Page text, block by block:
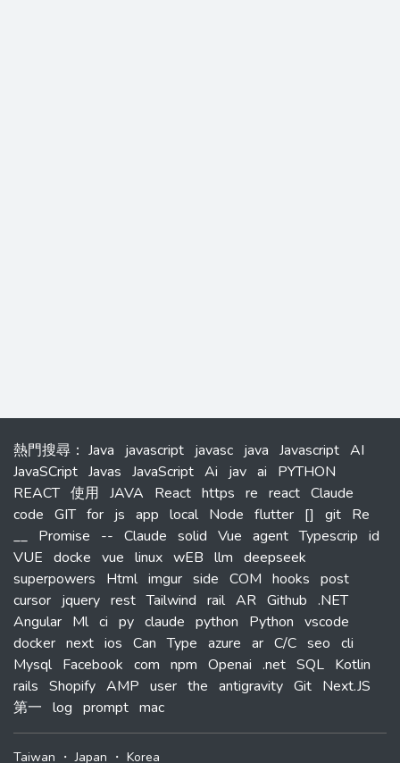
熱門搜尋 ： Java javascript javasc java Javascript AI
JavaSCript Javas JavaScript Ai jav ai
PYTHON
REACT 使用 JAVA React https re react Claude
code GIT for js app local Node flutter [] git Re
__ Promise -- Claude solid Vue agent Typescrip id
VUE docke vue linux wEB llm deepseek
superpowers
Html imgur side COM hooks post
cursor jquery rest Tailwind rail AR Github .NET
Angular Ml ci py claude python Python vscode
docker next ios Can Type azure ar C/C seo cli
Mysql Facebook com npm Openai .net SQL Kotlin
rails Shopify AMP user the antigravity Git Next.JS
第一 log prompt mac
Taiwan ・Japan ・ Korea